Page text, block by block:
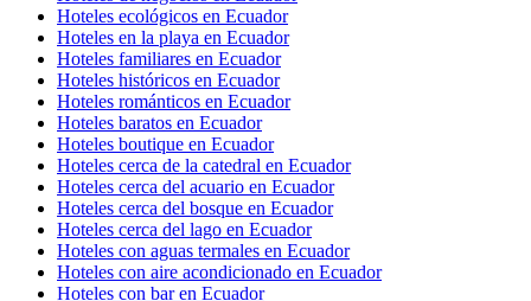
Hoteles ecológicos en Ecuador
Hoteles en la playa en Ecuador
Hoteles familiares en Ecuador
Hoteles históricos en Ecuador
Hoteles románticos en Ecuador
Hoteles baratos en Ecuador
Hoteles boutique en Ecuador
Hoteles cerca de la catedral en Ecuador
Hoteles cerca del acuario en Ecuador
Hoteles cerca del bosque en Ecuador
Hoteles cerca del lago en Ecuador
Hoteles con aguas termales en Ecuador
Hoteles con aire acondicionado en Ecuador
Hoteles con bar en Ecuador